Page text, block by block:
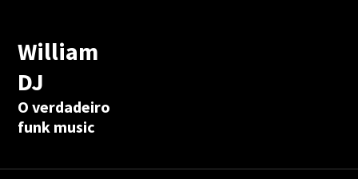
William
DJ
O verdadeiro
funk music